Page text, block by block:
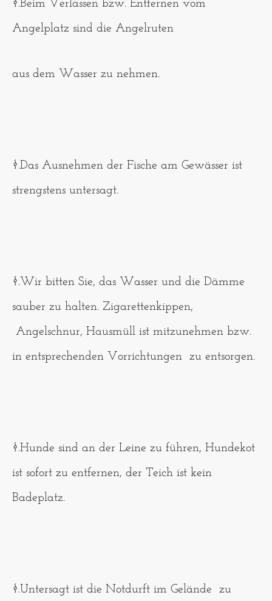
§.Beim Verlassen bzw. Entfernen vom
Angelplatz sind die Angelruten
aus dem Wasser zu nehmen.
§.Das Ausnehmen der Fische am Gewässer ist
strengstens untersagt.
§.Wir bitten Sie, das Wasser und die Dämme
sauber zu halten. Zigarettenkippen,
Angelschnur, Hausmüll ist mitzunehmen bzw.
in entsprechenden Vorrichtungen zu entsorgen.
§.Hunde sind an der Leine zu führen, Hundekot
ist sofort zu entfernen, der Teich ist kein
Badeplatz.
§.Untersagt ist die Notdurft im Gelände zu